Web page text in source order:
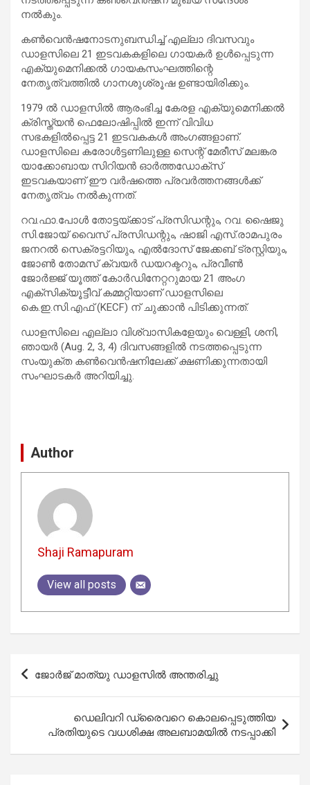
നല്‍കും.
കണ്‍വെന്‍ഷനോടനുബന്ധിച്ച് എല്ലാ ദിവസവും
ഡാളസിലെ 21 ഇടവകകളിലെ ഗായകര്‍ ഉള്‍പ്പെടുന്ന
എക്യുമെനിക്കല്‍ ഗായകസംഘത്തിന്റെ
നേതൃത്വത്തില്‍ ഗാനശുശ്രൂഷ ഉണ്ടായിരിക്കും.
1979 ല്‍ ഡാളസില്‍ ആരംഭിച്ച കേരള എക്യുമെനിക്കല്‍
ക്രിസ്ത്യന്‍ ഫെലോഷിപ്പില്‍ ഇന്ന് വിവിധ
സഭകളില്‍പ്പെട്ട 21 ഇടവകകള്‍ അംഗങ്ങളാണ്.
ഡാളസിലെ കരോള്‍ട്ടണിലുള്ള സെന്റ് മേരീസ് മലങ്കര
യാക്കോബായ സിറിയന്‍ ഓര്‍ത്തഡോക്‌സ്
ഇടവകയാണ് ഈ വര്‍ഷത്തെ പ്രവര്‍ത്തനങ്ങള്‍ക്ക്
നേതൃത്വം നല്‍കുന്നത്.
റവ.ഫാ.പോള്‍ തോട്ടയ്ക്കാട് പ്രസിഡന്റും, റവ. ഷൈജു
സി.ജോയ് വൈസ് പ്രസിഡന്റും, ഷാജി എസ്.രാമപുരം
ജനറല്‍ സെക്രട്ടറിയും, എല്‍ദോസ് ജേക്കബ് ട്രസ്റ്റിയും,
ജോണ്‍ തോമസ് ക്വയര്‍ ഡയറക്ടറും, പ്രവീണ്‍
ജോര്‍ജ്ജ് യൂത്ത് കോര്‍ഡിനേറ്ററുമായ 21 അംഗ
എക്‌സിക്യൂട്ടീവ് കമ്മറ്റിയാണ് ഡാളസിലെ
കെ.ഇ.സി.എഫ് (KECF) ന് ചുക്കാന്‍ പിടിക്കുന്നത്.
ഡാളസിലെ എല്ലാ വിശ്വാസികളേയും വെള്ളി, ശനി,
ഞായര്‍ (Aug. 2, 3, 4) ദിവസങ്ങളില്‍ നടത്തപ്പെടുന്ന
സംയുക്ത കണ്‍വെന്‍ഷനിലേക്ക് ക്ഷണിക്കുന്നതായി
സംഘാടകർ അറിയിച്ചു.
Author
Shaji Ramapuram
View all posts
Post
navigation
ജോർജ് മാത്യു ഡാളസിൽ അന്തരിച്ചു
ഡെലിവറി ഡ്രൈവറെ കൊലപ്പെടുത്തിയ
പ്രതിയുടെ വധശിക്ഷ അലബാമയിൽ നടപ്പാക്കി